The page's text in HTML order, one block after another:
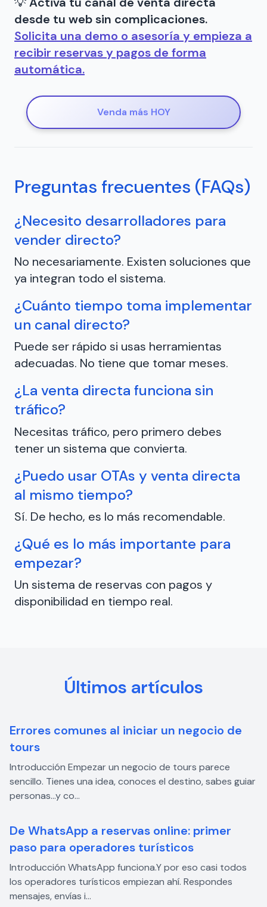
desde tu web sin complicaciones.
Solicita una demo o asesoría y empieza a
recibir reservas y pagos de forma
automática.
Venda más HOY
Preguntas frecuentes (FAQs)
¿Necesito desarrolladores para
vender directo?
No necesariamente. Existen soluciones que
ya integran todo el sistema.
¿Cuánto tiempo toma implementar
un canal directo?
Puede ser rápido si usas herramientas
adecuadas. No tiene que tomar meses.
¿La venta directa funciona sin
tráfico?
Necesitas tráfico, pero primero debes
tener un sistema que convierta.
¿Puedo usar OTAs y venta directa
al mismo tiempo?
Sí. De hecho, es lo más recomendable.
¿Qué es lo más importante para
empezar?
Un sistema de reservas con pagos y
disponibilidad en tiempo real.
Últimos artículos
Errores comunes al iniciar un negocio de
tours
Introducción Empezar un negocio de tours parece
sencillo. Tienes una idea, conoces el destino, sabes guiar
personas…y co...
De WhatsApp a reservas online: primer
paso para operadores turísticos
Introducción WhatsApp funciona.Y por eso casi todos
los operadores turísticos empiezan ahí. Respondes
mensajes, envías i...